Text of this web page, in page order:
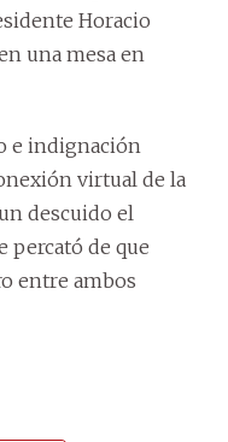
Horacio
una mesa en
e indignación
virtual de la
descuido el
percató de que
entre ambos